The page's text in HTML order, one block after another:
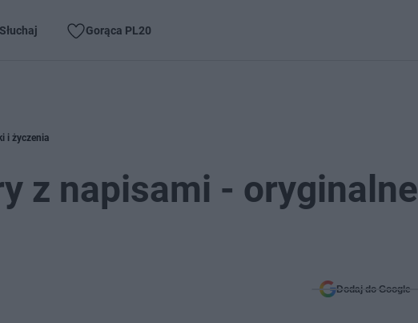
Słuchaj Gorąca PL20
i życzenia
z napisami - oryginalne
Dodaj do Google